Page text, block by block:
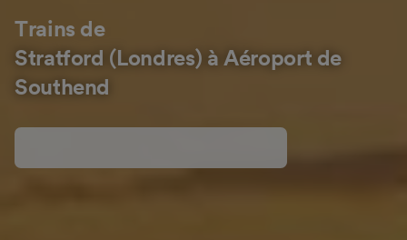
Trains de
Stratford (Londres) à Aéroport de
Southend